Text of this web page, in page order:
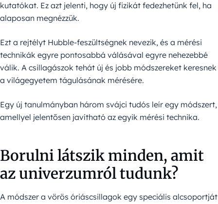
kutatókat. Ez azt jelenti, hogy új fizikát fedezhetünk fel, ha
alaposan megnézzük.
Ezt a rejtélyt Hubble-feszültségnek nevezik, és a mérési
technikák egyre pontosabbá válásával egyre nehezebbé
válik. A csillagászok tehát új és jobb módszereket keresnek
a világegyetem tágulásának mérésére.
Egy új tanulmányban három svájci tudós leír egy módszert,
amellyel jelentősen javítható az egyik mérési technika.
Borulni látszik minden, amit
az univerzumról tudunk?
A módszer a vörös óriáscsillagok egy speciális alcsoportját